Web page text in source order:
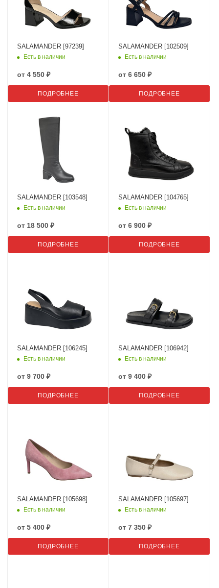
SALAMANDER [97239]
Есть в наличии
от 4 550 ₽
ПОДРОБНЕЕ
SALAMANDER [102509]
Есть в наличии
от 6 650 ₽
ПОДРОБНЕЕ
SALAMANDER [103548]
Есть в наличии
от 18 500 ₽
ПОДРОБНЕЕ
SALAMANDER [104765]
Есть в наличии
от 6 900 ₽
ПОДРОБНЕЕ
SALAMANDER [106245]
Есть в наличии
от 9 700 ₽
ПОДРОБНЕЕ
SALAMANDER [106942]
Есть в наличии
от 9 400 ₽
ПОДРОБНЕЕ
SALAMANDER [105698]
Есть в наличии
от 5 400 ₽
ПОДРОБНЕЕ
SALAMANDER [105697]
Есть в наличии
от 7 350 ₽
ПОДРОБНЕЕ